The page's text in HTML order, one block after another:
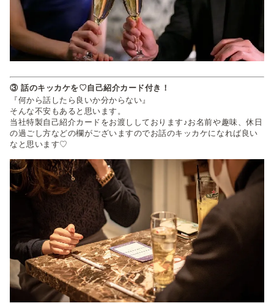
③ 話のキッカケを♡自己紹介カード付き！
『何から話したら良いか分からない』
そんな不安もあると思います。
当社特製自己紹介カードをお渡ししております♪お名前や趣味、休日
の過ごし方などの欄がございますのでお話のキッカケになれば良い
なと思います♡